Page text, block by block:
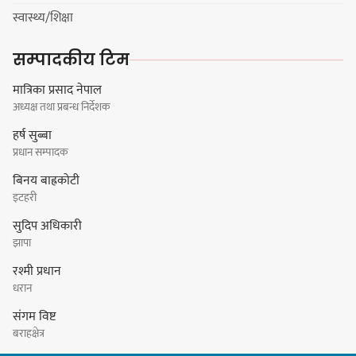
स्वास्थ्य/शिक्षा
सम्पादकीय टिम
मात्रिका प्रसाद नेपाल
अध्यक्ष तथा प्रबन्ध निर्देशक
हर्ष सुब्बा
प्रधान सम्पादक
बिनय बाह्रकोटी
इटहरी
सुदिप अधिकारी
झापा
रश्मी प्रधान
धरान
संगम विष्ट
बराहक्षेत्र